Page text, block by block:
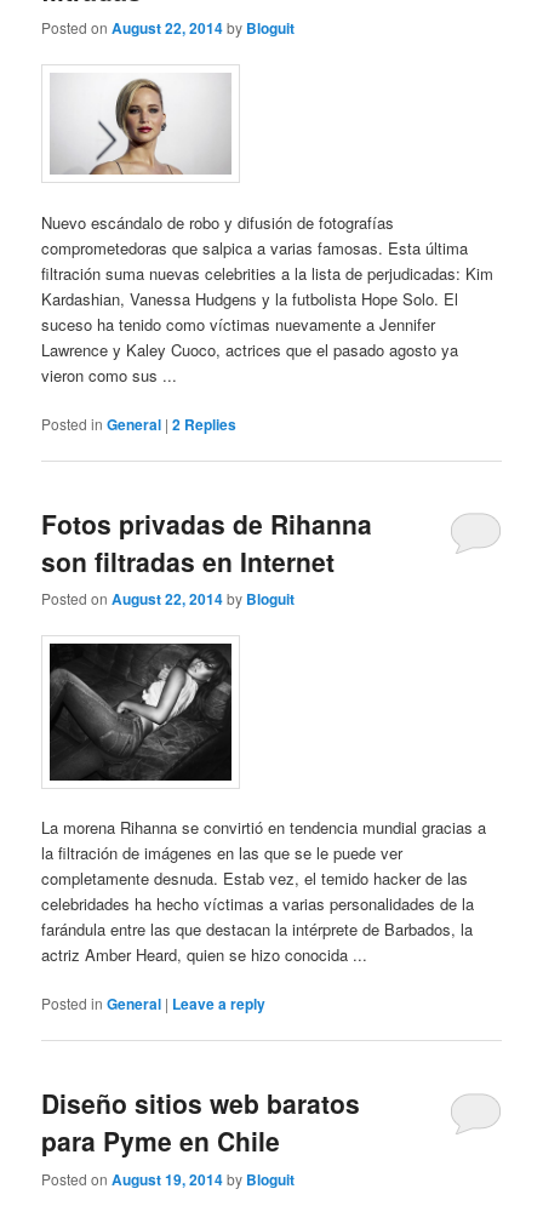
Posted onAugust 22, 2014by Bloguit
Nuevo escándalo de robo y difusión de fotografías
comprometedoras que salpica a varias famosas. Esta última
filtración suma nuevas celebrities a la lista de perjudicadas: Kim
Kardashian, Vanessa Hudgens y la futbolista Hope Solo. El
suceso ha tenido como víctimas nuevamente a Jennifer
Lawrence y Kaley Cuoco, actrices que el pasado agosto ya
vieron como sus ...
Posted in General |2 Replies
Fotos privadas de Rihanna
son filtradas en Internet
Posted onAugust 22, 2014by Bloguit
La morena Rihanna se convirtió en tendencia mundial gracias a
la filtración de imágenes en las que se le puede ver
completamente desnuda. Estab vez, el temido hacker de las
celebridades ha hecho víctimas a varias personalidades de la
farándula entre las que destacan la intérprete de Barbados, la
actriz Amber Heard, quien se hizo conocida ...
Posted in General | Leave a reply
Diseño sitios web baratos
para Pyme en Chile
Posted onAugust 19, 2014by Bloguit